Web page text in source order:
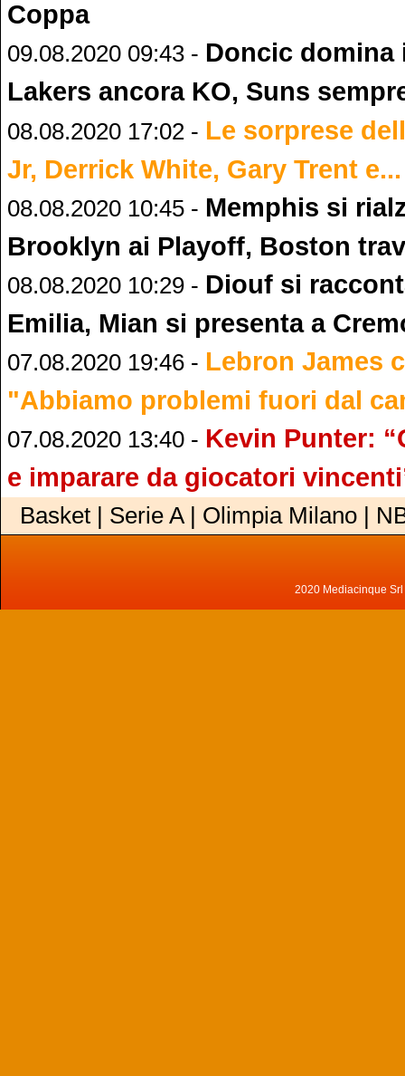
Coppa
09.08.2020 09:43 - Doncic domina
Lakers ancora KO, Suns
08.08.2020 17:02 - Le sorprese
Jr, Derrick White, Gary Trent e...
08.08.2020 10:45 - Memphis si
Brooklyn ai Playoff, Boston
08.08.2020 10:29 - Diouf si
Emilia, Mian si presenta a
07.08.2020 19:46 - Lebron James
"Abbiamo problemi fuori dal
07.08.2020 13:40 - Kevin Punter:
e imparare da giocatori
Basket | Serie A | Olimpia Milano |
2020 Mediacinque Srl